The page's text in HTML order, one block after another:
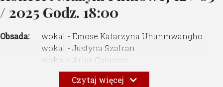
/ 2025 Godz. 18:00
Obsada:
wokal - Emose Katarzyna Uhunmwangho
wokal - Justyna Szafran
wokal - Artur Caturian
wokal - Tomasz Leszczyński
kontrabas - Jakub Olejnik
Czytaj więcej